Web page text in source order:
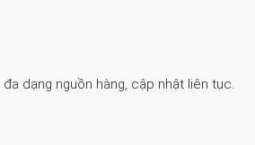
dạng nguồn hàng, cập nhật liên tục.